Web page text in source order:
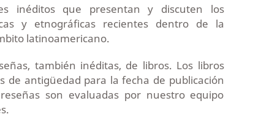
inéditos que presentan y discuten los
y etnográficas recientes dentro de la
latinoamericano.
también inéditas, de libros. Los libros
de antigüedad para la fecha de publicación
son evaluadas por nuestro equipo